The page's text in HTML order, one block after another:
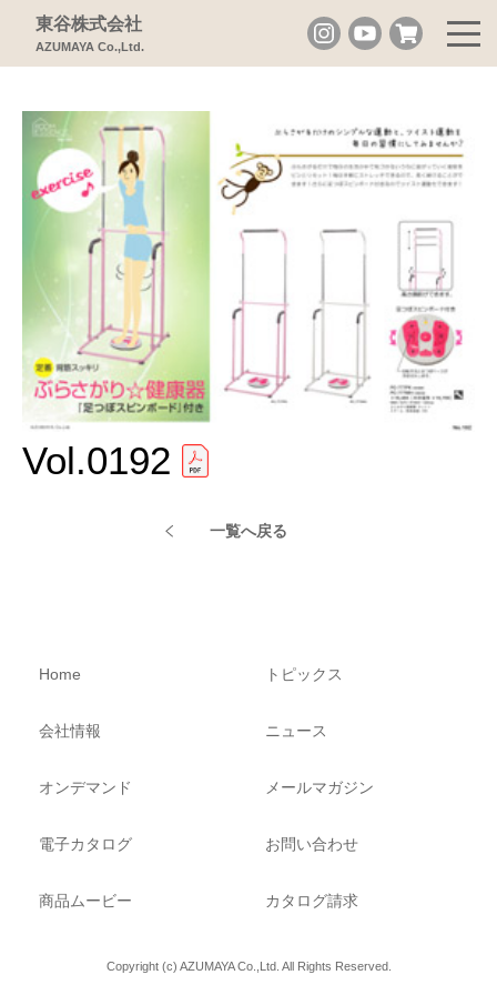
東谷株式会社
AZUMAYA Co.,Ltd.
Vol.0192
一覧へ戻る
Home
会社情報
オンデマンド
電子カタログ
商品ムービー
トピックス
ニュース
メールマガジン
お問い合わせ
カタログ請求
Copyright (c) AZUMAYA Co.,Ltd. All Rights Reserved.